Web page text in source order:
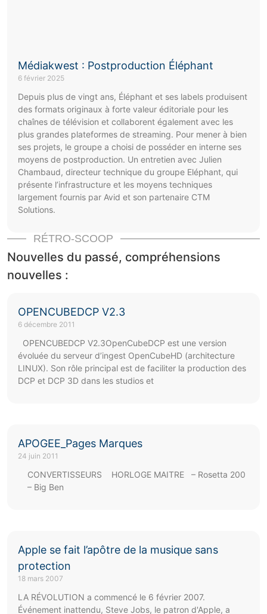
Médiakwest : Postproduction Éléphant
6 février 2025
Depuis plus de vingt ans, Éléphant et ses labels produisent
des formats originaux à forte valeur éditoriale pour les
chaînes de télévision et collaborent également avec les
plus grandes plateformes de streaming. Pour mener à bien
ses projets, le groupe a choisi de posséder en interne ses
moyens de postproduction. Un entretien avec Julien
Chambaud, directeur technique du groupe Eléphant, qui
présente l’infrastructure et les moyens techniques
largement fournis par Avid et son partenaire CTM
Solutions.
RÉTRO-SCOOP
Nouvelles du passé, compréhensions
nouvelles :
OPENCUBEDCP V2.3
6 décembre 2011
OPENCUBEDCP V2.3OpenCubeDCP est une version
évoluée du serveur d’ingest OpenCubeHD (architecture
LINUX). Son rôle principal est de faciliter la production des
DCP et DCP 3D dans les studios et
APOGEE_Pages Marques
24 juin 2011
CONVERTISSEURS HORLOGE MAITRE – Rosetta 200
– Big Ben
Apple se fait l’apôtre de la musique sans
protection
18 mars 2007
LA RÉVOLUTION a commencé le 6 février 2007.
Événement inattendu, Steve Jobs, le patron d'Apple, a